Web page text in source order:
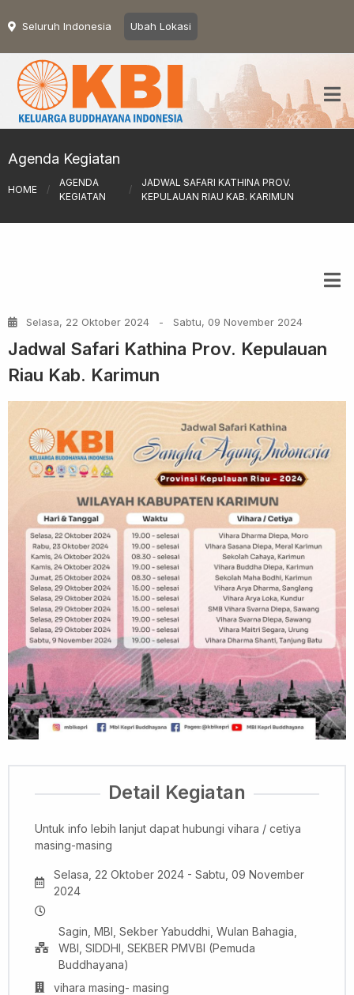
Seluruh Indonesia Ubah Lokasi
Agenda Kegiatan
HOME /
AGENDA
KEGIATAN
/
JADWAL SAFARI KATHINA PROV.
KEPULAUAN RIAU KAB. KARIMUN
Selasa, 22 Oktober 2024 - Sabtu, 09 November 2024
Jadwal Safari Kathina Prov. Kepulauan
Riau Kab. Karimun
Detail Kegiatan
Untuk info lebih lanjut dapat hubungi vihara / cetiya
masing-masing
Selasa, 22 Oktober 2024 - Sabtu, 09 November
2024
Sagin, MBI, Sekber Yabuddhi, Wulan Bahagia,
WBI, SIDDHI, SEKBER PMVBI (Pemuda
Buddhayana)
vihara masing- masing